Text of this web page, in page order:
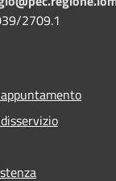
2709.1